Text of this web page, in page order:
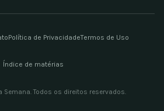
Política de PrivacidadeTermos de Uso
Índice de matérias
Todos os direitos reservados.